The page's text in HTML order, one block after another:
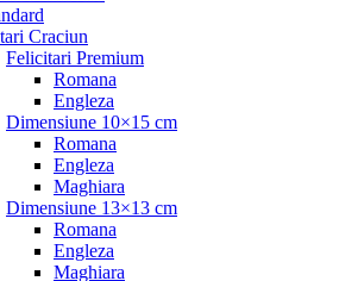
Craciun
Felicitari Premium
Romana
Engleza
Dimensiune 10×15 cm
Romana
Engleza
Maghiara
Dimensiune 13×13 cm
Romana
Engleza
Maghiara